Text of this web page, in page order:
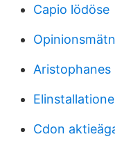
Capio lödöse
Aristophanes
Cdon